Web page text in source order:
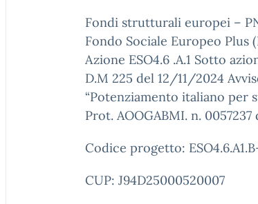
Fondi strutturali europei –
Fondo Sociale Europeo Plus
Azione ESO4.6 .A.1 Sotto
D.M 225 del 12/11/2024
“Potenziamento italiano per
Prot. AOOGABMI. n.
Codice progetto:
CUP: J94D25000520007